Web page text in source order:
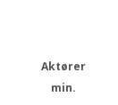
Aktører
min.